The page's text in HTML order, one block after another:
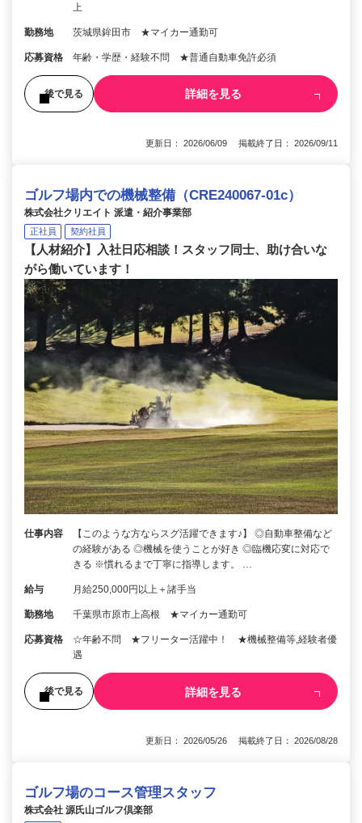
上
勤務地 茨城県鉾田市 ★マイカー通勤可
応募資格 年齢・学歴・経験不問 ★普通自動車免許必須
後で見る 詳細を見る
更新日： 2026/06/09 掲載終了日： 2026/09/11
ゴルフ場内での機械整備（CRE240067-01c）
株式会社クリエイト 派遣・紹介事業部
正社員 契約社員
【人材紹介】入社日応相談！スタッフ同士、助け合いな
がら働いています！
仕事内容
【このような方ならスグ活躍できます♪】 ◎自動車整備など
の経験がある ◎機械を使うことが好き ◎臨機応変に対応で
きる ※慣れるまで丁寧に指導します。 …
給与 月給250,000円以上＋諸手当
勤務地 千葉県市原市上高根 ★マイカー通勤可
応募資格
☆年齢不問 ★フリーター活躍中！ ★機械整備等,経験者優
遇
後で見る 詳細を見る
更新日： 2026/05/26 掲載終了日： 2026/08/28
ゴルフ場のコース管理スタッフ
株式会社 源氏山ゴルフ倶楽部